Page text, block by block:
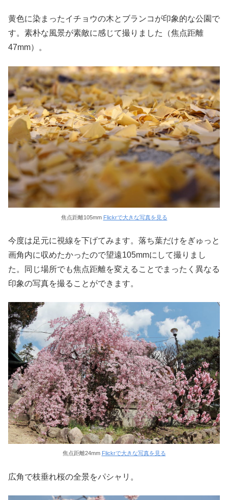
黄色に染まったイチョウの木とブランコが印象的な公園で
す。素朴な風景が素敵に感じて撮りました（焦点距離
47mm）。
焦点距離105mm Flickrで大きな写真を見る
今度は足元に視線を下げてみます。落ち葉だけをぎゅっと
画角内に収めたかったので望遠105mmにして撮りまし
た。同じ場所でも焦点距離を変えることでまったく異なる
印象の写真を撮ることができます。
焦点距離24mm Flickrで大きな写真を見る
広角で枝垂れ桜の全景をパシャリ。